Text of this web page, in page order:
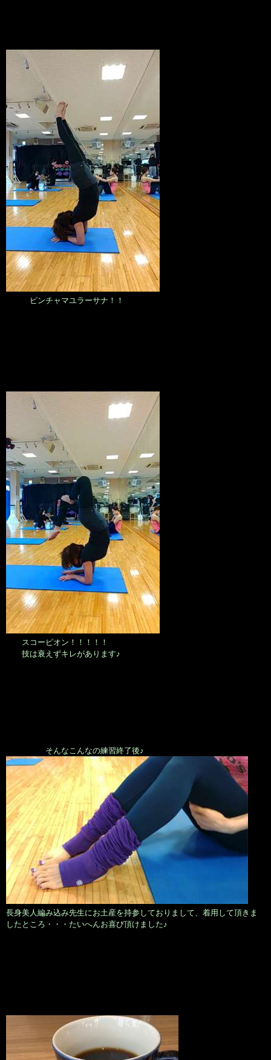
ピンチャマユラーサナ！！
スコーピオン！！！！！
技は衰えずキレがあります♪
そんなこんなの練習終了後♪
長身美人編み込み先生にお土産を持参しておりまして、着用して頂きま
したところ・・・たいへんお喜び頂けました♪